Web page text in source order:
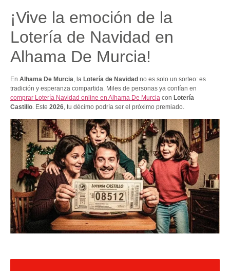
¡Vive la emoción de la
Lotería de Navidad en
Alhama De Murcia!
En Alhama De Murcia, la Lotería de Navidad no es solo un sorteo: es
tradición y esperanza compartida. Miles de personas ya confían en
comprar Lotería Navidad online en Alhama De Murcia con Lotería
Castillo. Este 2026, tu décimo podría ser el próximo premiado.